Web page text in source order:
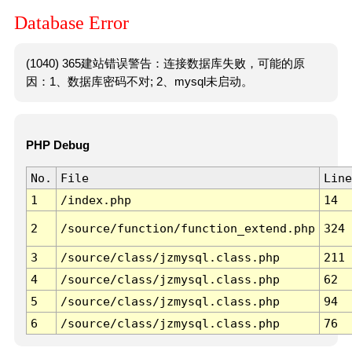
Database Error
(1040) 365建站错误警告：连接数据库失败，可能的原
因：1、数据库密码不对; 2、mysql未启动。
PHP Debug
No. File
Line
1
/index.php 14
2 /source/function/function_extend.php 324
3 /source/class/jzmysql.class.php
211
4
/source/class/jzmysql.class.php
62
5
/source/class/jzmysql.class.php
94
6
/source/class/jzmysql.class.php 76